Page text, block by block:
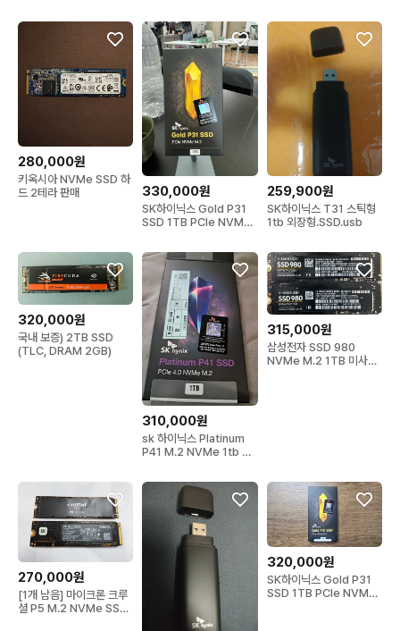
280,000원
키옥시아 NVMe SSD 하
드 2테라 판매
330,000원
SK하이닉스 Gold P31
SSD 1TB PCIe NVMe
259,900원
SK하이닉스 T31 스틱형
1tb 외장형.SSD.usb
320,000원
국내 보증) 2TB SSD
(TLC, DRAM 2GB)
310,000원
sk 하이닉스 Platinum
P41 M.2 NVMe 1tb pc
315,000원
삼성전자 SSD 980
NVMe M.2 1TB 미사용
270,000원
[1개 남음] 마이크론 크루
셜 P5 M.2 NVMe SSD
320,000원
SK하이닉스 Gold P31
SSD 1TB PCIe NVMe